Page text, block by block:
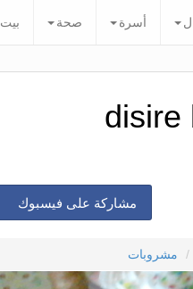
أسرة صحة بيت
disire
مشاركة على فيسبوك
مشروبات